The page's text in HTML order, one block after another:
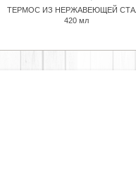
ТЕРМОС ИЗ НЕРЖАВЕЮЩЕЙ
420 мл